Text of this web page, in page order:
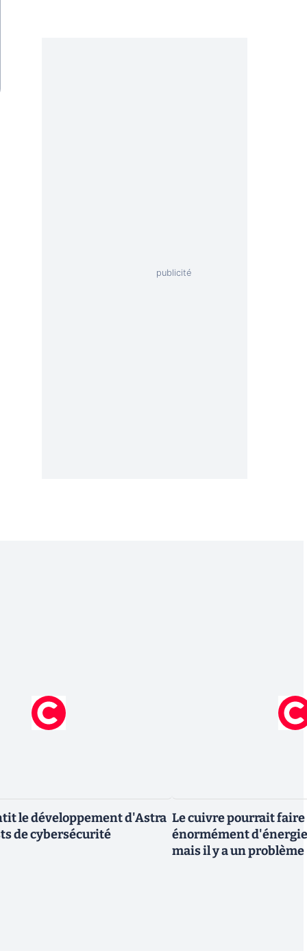
le développement d'Astra
de cybersécurité
Le cuivre pourrait
énormément
mais il y a un problème